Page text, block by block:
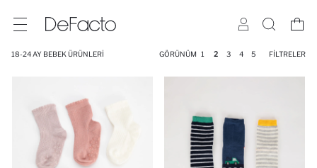
18-24 AY BEBEK ÜRÜNLERI GÖRÜNÜM 1 2 3 4 5 FILTRELER